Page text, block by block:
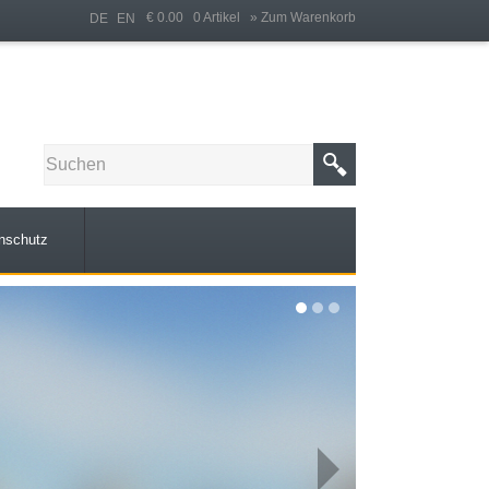
€ 0.00 0 Artikel » Zum Warenkorb
DE EN